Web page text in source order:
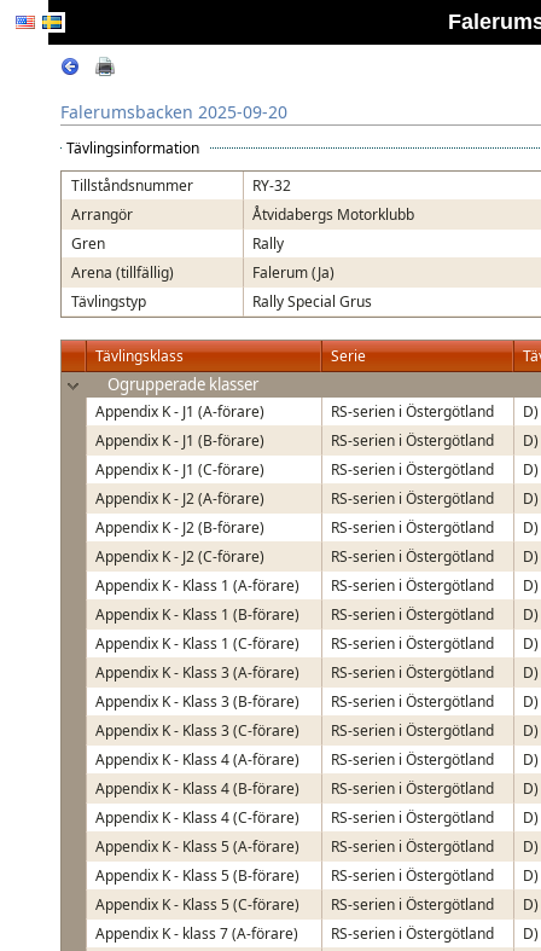
Falerumsbacken 2025-09-20
Tävlingsinformation
Tillståndsnummer
RY-32
Arrangör
Åtvidabergs Motorklubb
Gren
Rally
Arena (tillfällig)
Falerum (Ja)
Tävlingstyp
Rally Special Grus
Tävlingsklass Serie
Ogrupperade klasser
Appendix K - J1 (A-förare) RS-serien i Östergötland
Appendix K - J1 (B-förare)
RS-serien i Östergötland
Appendix K - J1 (C-förare)
RS-serien i Östergötland
Appendix K - J2 (A-förare)
RS-serien i Östergötland
Appendix K - J2 (B-förare)
RS-serien i Östergötland
Appendix K - J2 (C-förare)
RS-serien i Östergötland
Appendix K - Klass 1 (A-förare)
RS-serien i Östergötland
Appendix K - Klass 1 (B-förare)
RS-serien i Östergötland
Appendix K - Klass 1 (C-förare)
RS-serien i Östergötland
Appendix K - Klass 3 (A-förare)
RS-serien i Östergötland
Appendix K - Klass 3 (B-förare)
RS-serien i Östergötland
Appendix K - Klass 3 (C-förare)
RS-serien i Östergötland
Appendix K - Klass 4 (A-förare)
RS-serien i Östergötland
Appendix K - Klass 4 (B-förare)
RS-serien i Östergötland
Appendix K - Klass 4 (C-förare)
RS-serien i Östergötland
Appendix K - Klass 5 (A-förare)
RS-serien i Östergötland
Appendix K - Klass 5 (B-förare)
RS-serien i Östergötland
Appendix K - Klass 5 (C-förare)
RS-serien i Östergötland
Appendix K - klass 7 (A-förare)
RS-serien i Östergötland